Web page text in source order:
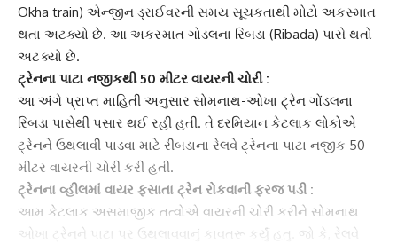
Okha train) એન્જીન ડ્રાઈવરની સમય સૂચકતાથી મોટો અકસ્માત
થતા અટક્યો છે. આ અકસ્માત ગોડલના રિબડા (Ribada) પાસે થતો
અટક્યો છે.
ટ્રેનના પાટા નજીકથી 50 મીટર વાયરની ચોરી :
આ અંગે પ્રાપ્ત માહિતી અનુસાર સોમનાથ-ઓખા ટ્રેન ગોંડલના
રિબડા પાસેથી પસાર થઈ રહી હતી. તે દરમિયાન કેટલાક લોકોએ
ટ્રેનને ઉથલાવી પાડવા માટે રીબડાના રેલવે ટ્રેનના પાટા નજીક 50
મીટર વાયરની ચોરી કરી હતી.
ટ્રેનના વ્હીલમાં વાયર ફસાતા ટ્રેન રોકવાની ફરજ પડી :
આમ કેટલાક અસમાજીક તત્વોએ વાયરની ચોરી કરીને સોમનાથ
ઓખા ટ્રેનને પાટા પર ઉથલાવવાનું કાવતરૂ કર્યું હતુ. જો કે, રેલવે